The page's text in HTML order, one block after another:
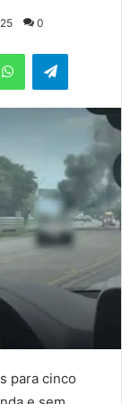
0
WhatsAppTelegram
para cinco